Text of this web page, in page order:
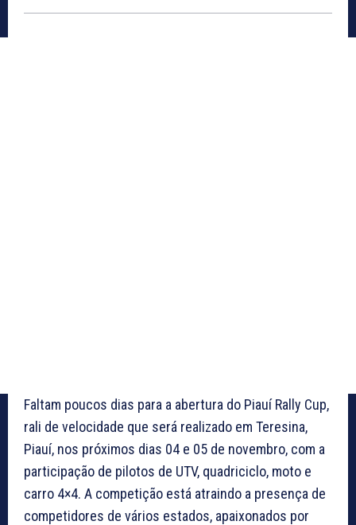
Faltam poucos dias para a abertura do Piauí Rally Cup,
rali de velocidade que será realizado em Teresina,
Piauí, nos próximos dias 04 e 05 de novembro, com a
participação de pilotos de UTV, quadriciclo, moto e
carro 4×4. A competição está atraindo a presença de
competidores de vários estados, apaixonados por